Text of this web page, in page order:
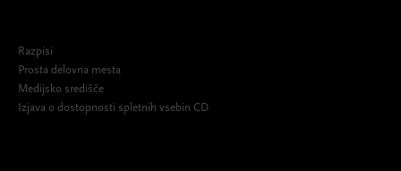
Razpisi
Prosta delovna mesta
Medijsko središče
Izjava o dostopnosti spletnih vsebin CD